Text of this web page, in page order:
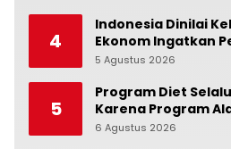
4
Indonesia Dinilai
Ekonom Ingatkan
Independensi Bank
5 Agustus 2026
5
Program Diet
Karena Program
6 Agustus 2026